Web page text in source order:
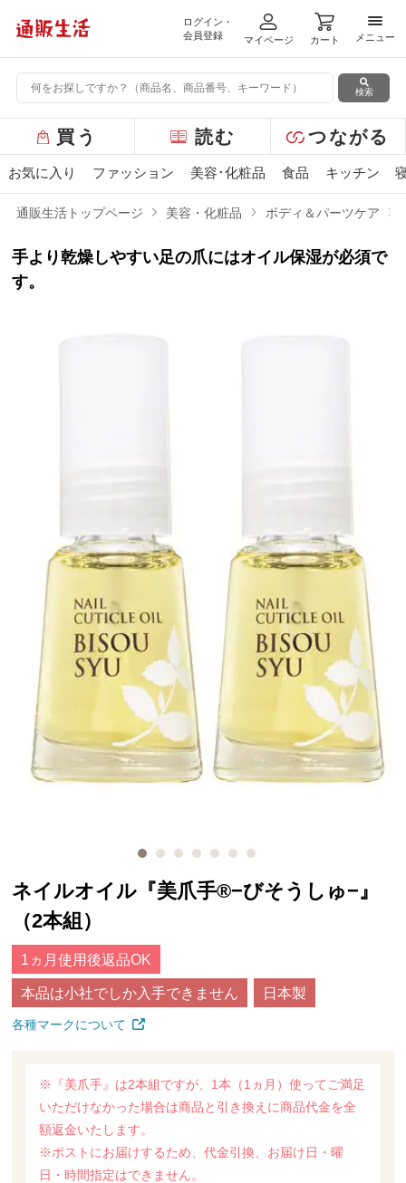
ログイン・
会員登録
マイページ カート
メニ
メニュー
検索
ー
バ
ュ
ー
買う 読む つながる
お気に入り ファッション 美容･化粧品 食品 キッチン
通販生活トップページ 美容・化粧品 ボディ＆パーツケア
手より乾燥しやすい足の爪にはオイル保湿が必須で
す。
ネイルオイル『美爪手®−びそうしゅ−』
（2本組）
1ヵ月使用後返品OK
本品は小社でしか入手できません 日本製
各種マークについて
※『美爪手』は2本組ですが、1本（1ヵ月）使ってご満足
いただけなかった場合は商品と引き換えに商品代金を全
額返金いたします。
※ポストにお届けするため、代金引換、お届け日・曜
日・時間指定はできません。